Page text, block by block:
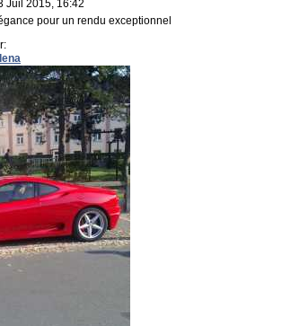
Juil 2015, 16:42
pour un rendu exceptionnel